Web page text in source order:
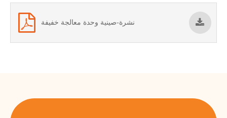
نشرة-صينية وحدة معالجة خفيفة